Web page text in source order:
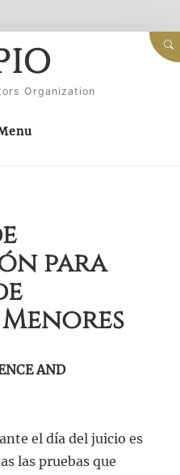
Organization
para
AND
el día del juicio es
las pruebas que